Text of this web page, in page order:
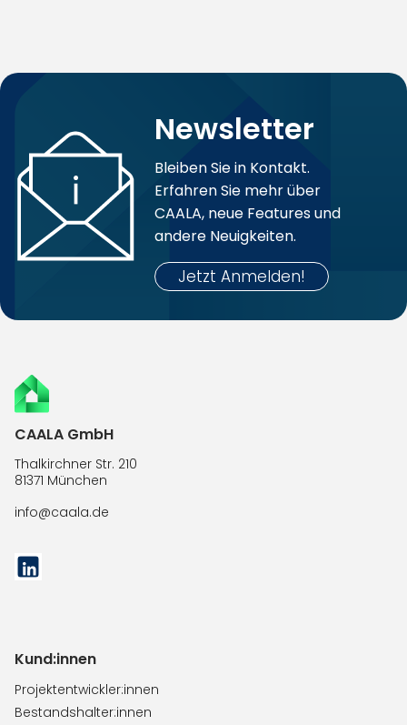
Newsletter
Bleiben Sie in Kontakt.
Erfahren Sie mehr über
CAALA, neue Features und
andere Neuigkeiten.
Jetzt Anmelden!
CAALA GmbH
Thalkirchner Str. 210
81371 München
info@caala.de
Kund:innen
Projektentwickler:innen
Bestandshalter:innen